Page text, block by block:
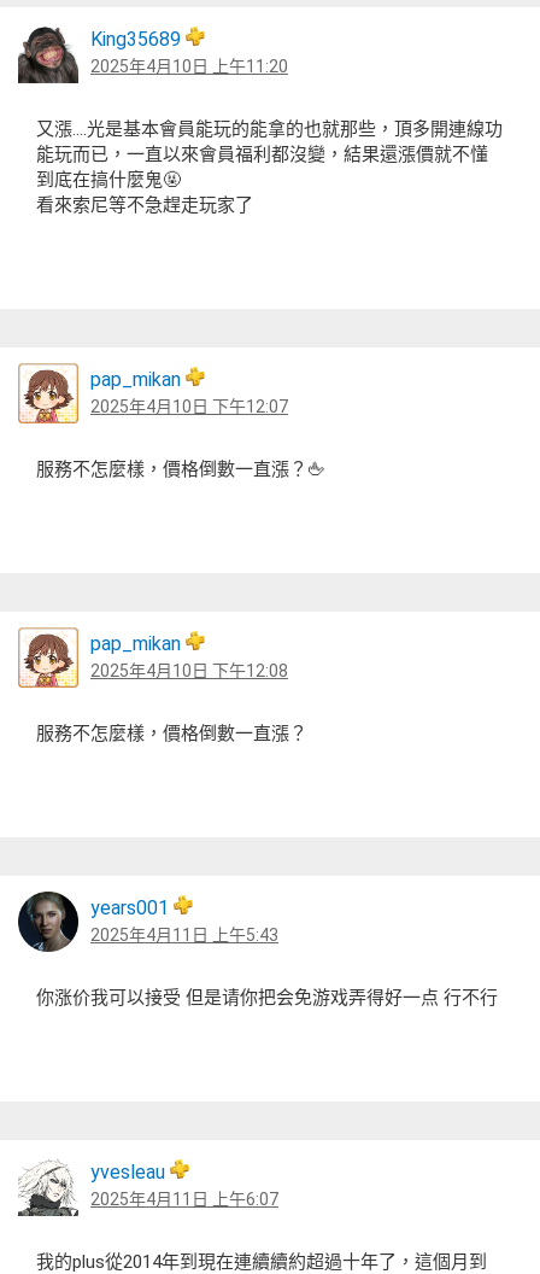
King35689
2025年4月10日 上午11:20
又漲….光是基本會員能玩的能拿的也就那些，頂多開連線功
能玩而已，一直以來會員福利都沒變，結果還漲價就不懂
到底在搞什麼鬼🤬
看來索尼等不急趕走玩家了
pap_mikan
2025年4月10日 下午12:07
服務不怎麼樣，價格倒數一直漲？🖕
pap_mikan
2025年4月10日 下午12:08
服務不怎麼樣，價格倒數一直漲？
years001
2025年4月11日 上午5:43
你涨价我可以接受 但是请你把会免游戏弄得好一点 行不行
yvesleau
2025年4月11日 上午6:07
我的plus從2014年到現在連續續約超過十年了，這個月到